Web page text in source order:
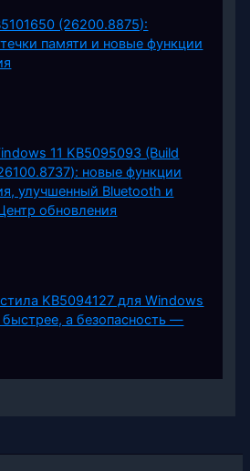
(26200.8875):
памяти и новые функции
11 KB5095093 (Build
новые функции
улучшенный Bluetooth и
обновления
KB5094127 для Windows
быстрее, а безопасность —